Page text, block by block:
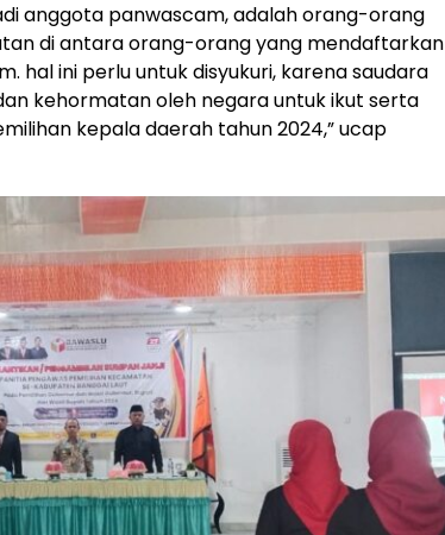
anggota panwascam, adalah orang-orang
di antara orang-orang yang mendaftarkan
hal ini perlu untuk disyukuri, karena saudara
kehormatan oleh negara untuk ikut serta
kepala daerah tahun 2024,” ucap